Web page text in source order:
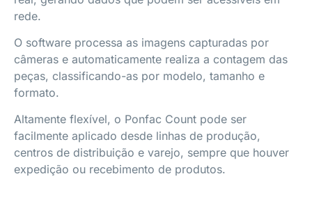
rede.
O software processa as imagens capturadas por
câmeras e automaticamente realiza a contagem das
peças, classificando-as por modelo, tamanho e
formato.
Altamente flexível, o Ponfac Count pode ser
facilmente aplicado desde linhas de produção,
centros de distribuição e varejo, sempre que houver
expedição ou recebimento de produtos.